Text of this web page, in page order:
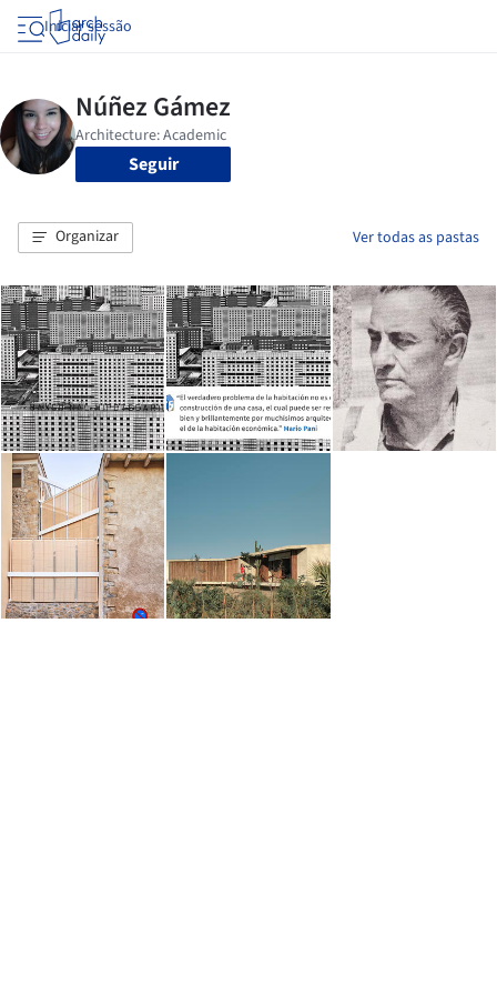
Iniciar sessão
Seguir
Organizar Ver todas as pastas